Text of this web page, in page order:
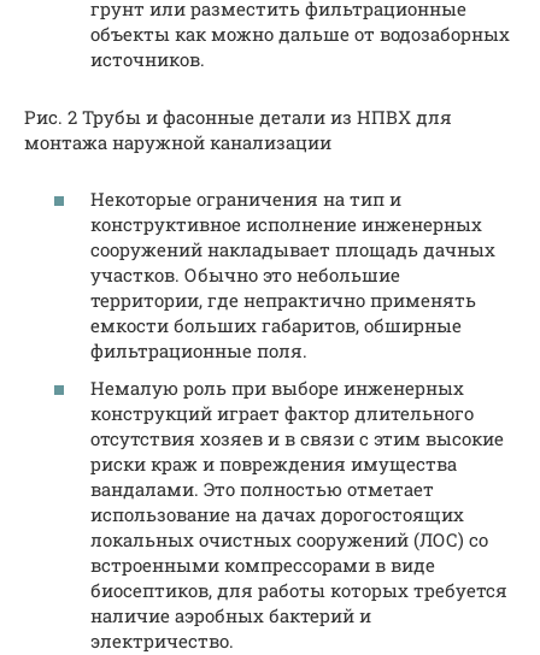
грунт или разместить фильтрационные
объекты как можно дальше от водозаборных
источников.
Рис. 2 Трубы и фасонные детали из НПВХ для
монтажа наружной канализации
Некоторые ограничения на тип и
конструктивное исполнение инженерных
сооружений накладывает площадь дачных
участков. Обычно это небольшие
территории, где непрактично применять
емкости больших габаритов, обширные
фильтрационные поля.
Немалую роль при выборе инженерных
конструкций играет фактор длительного
отсутствия хозяев и в связи с этим высокие
риски краж и повреждения имущества
вандалами. Это полностью отметает
использование на дачах дорогостоящих
локальных очистных сооружений (ЛОС) со
встроенными компрессорами в виде
биосептиков, для работы которых требуется
наличие аэробных бактерий и
электричество.